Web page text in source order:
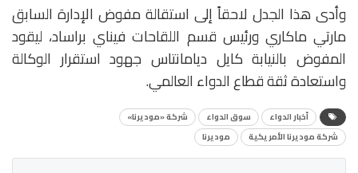
وأدى هذا الجدل لاحقاً إلى استقالة مفوض الإدارة السابق
مارتي ماكاري ورئيس قسم اللقاحات فيناي براساد، ليقود
المفوض بالنيابة كايل ديامانتاس جهود استقرار الوكالة
واستعادة ثقة قطاع الدواء العالمي.
أخبار الدواء سوق الدواء
شركة «موديرنا»
شركة موديرنا الأمريكية
موديرنا